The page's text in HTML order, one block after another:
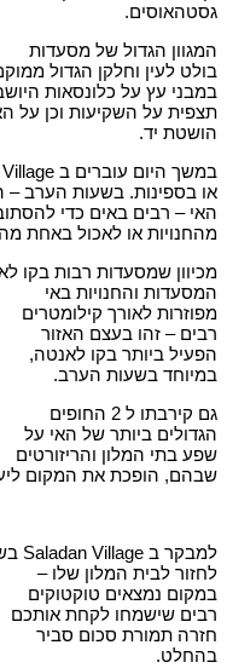
גסטהאוסים.
המגוון הגדול של מסעדות
בולט לעין וחלקן הגדול
במבני עץ על כלונסאות
הושטת יד.
או בספינות. בשעות הערב –
האי – רבים באים כדי
מהחנויות או לאכול באחת
מכיוון שמסעדות רבות בקו
המסעדות והחנויות באי
מפוזרות לאורך קילומטרים
רבים – זהו בעצם האזור
הפעיל ביותר בקו לאנטה,
במיוחד בשעות הערב.
גם קירבתו ל 2 החופים
הגדולים ביותר של האי על
שפע בתי המלון והריזורטים
שבהם, הופכת את המקום
למבקר ב Saladan Village בשעות הערב לא תהיה שום בעיה
לחזור לבית המלון שלו –
במקום נמצאים טוקטוקים
רבים שישמחו לקחת אותכם
חזרה תמורת סכום סביר
בהחלט.